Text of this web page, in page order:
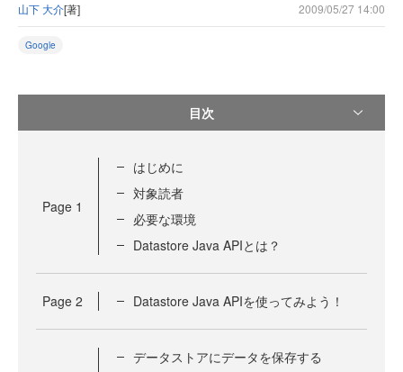
山下 大介[著] 2009/05/27 14:00
Google
目次
Page 1
はじめに
対象読者
必要な環境
Datastore Java APIとは？
Page 2 Datastore Java APIを使ってみよう！
データストアにデータを保存する